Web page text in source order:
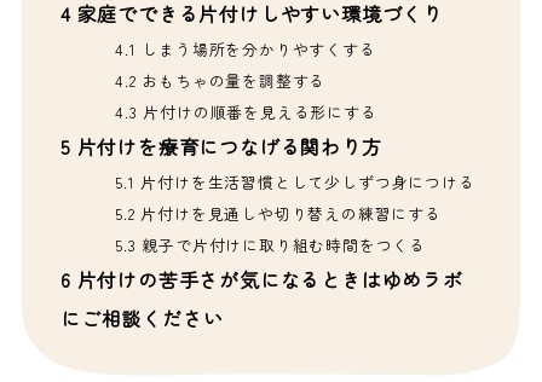
4家庭でできる片付けしやすい環境づくり
4.1 しまう場所を分かりやすくする
4.2 おもちゃの量を調整する
4.3 片付けの順番を見える形にする
5 片付けを療育につなげる関わり方
5.1 片付けを生活習慣として少しずつ身につける
5.2 片付けを見通しや切り替えの練習にする
5.3 親子で片付けに取り組む時間をつくる
6 片付けの苦手さが気になるときはゆめラボ
にご相談ください